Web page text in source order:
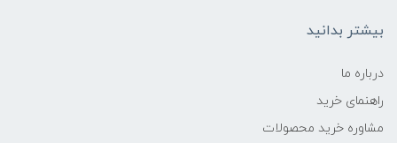
بیشتر بدانید
درباره ما
راهنمای خرید
مشاوره خرید محصولات